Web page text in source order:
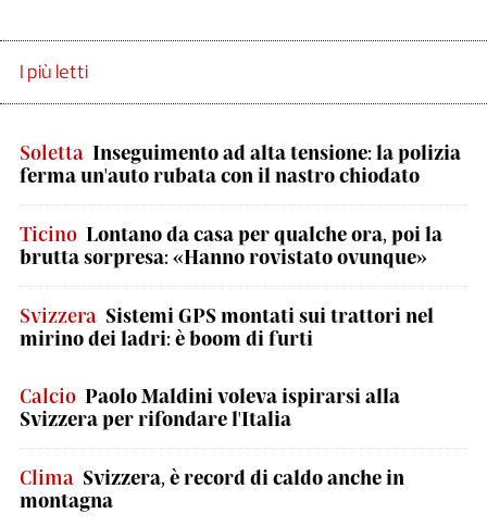
I più letti
Soletta Inseguimento ad alta tensione: la polizia
ferma un'auto rubata con il nastro chiodato
Ticino Lontano da casa per qualche ora, poi la
brutta sorpresa: «Hanno rovistato ovunque»
Svizzera Sistemi GPS montati sui trattori nel
mirino dei ladri: è boom di furti
Calcio Paolo Maldini voleva ispirarsi alla
Svizzera per rifondare l'Italia
Clima Svizzera, è record di caldo anche in
montagna